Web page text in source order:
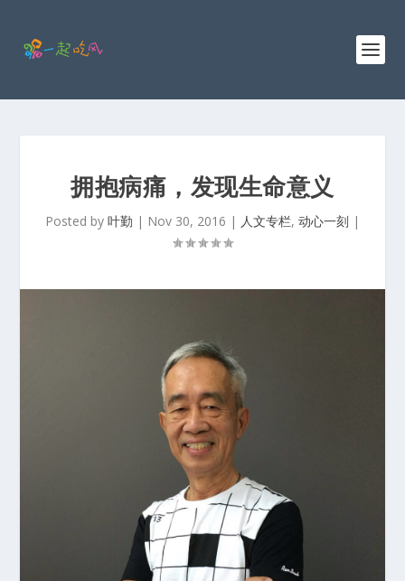
拥抱病痛，发现生命意义
Posted by 叶勤 | Nov 30, 2016 | 人文专栏, 动心一刻 |